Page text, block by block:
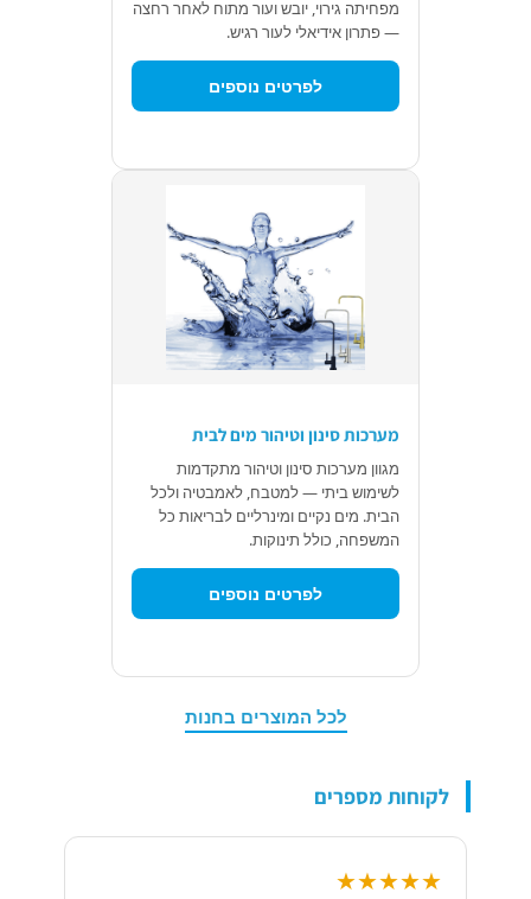
מפחיתה גירוי, יובש ועור מתוח לאחר רחצה
— פתרון אידיאלי לעור רגיש.
לפרטים נוספים
מערכות סינון וטיהור מים לבית
מגוון מערכות סינון וטיהור מתקדמות
לשימוש ביתי — למטבח, לאמבטיה ולכל
הבית. מים נקיים ומינרליים לבריאות כל
המשפחה, כולל תינוקות.
לפרטים נוספים
לכל המוצרים בחנות
לקוחות מספרים
★★★★★